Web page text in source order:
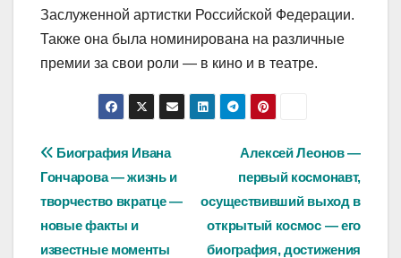
Заслуженной артистки Российской Федерации.
Также она была номинирована на различные
премии за свои роли — в кино и в театре.
Навигация
по
записям
Алексей Леонов —
первый космонавт,
осуществивший выход в
открытый космос — его
биография, достижения
Биография Ивана
Гончарова — жизнь и
творчество вкратце —
новые факты и
известные моменты